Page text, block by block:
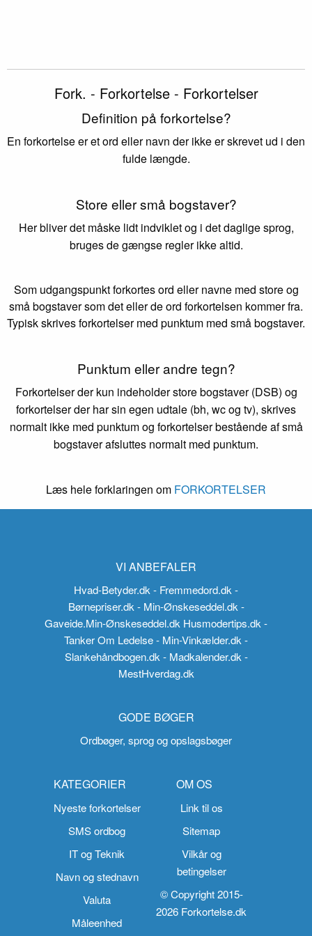
Fork. - Forkortelse - Forkortelser
Definition på forkortelse?
En forkortelse er et ord eller navn der ikke er skrevet ud i den
fulde længde.
Store eller små bogstaver?
Her bliver det måske lidt indviklet og i det daglige sprog,
bruges de gængse regler ikke altid.
Som udgangspunkt forkortes ord eller navne med store og
små bogstaver som det eller de ord forkortelsen kommer fra.
Typisk skrives forkortelser med punktum med små bogstaver.
Punktum eller andre tegn?
Forkortelser der kun indeholder store bogstaver (DSB) og
forkortelser der har sin egen udtale (bh, wc og tv), skrives
normalt ikke med punktum og forkortelser bestående af små
bogstaver afsluttes normalt med punktum.
Læs hele forklaringen om FORKORTELSER
VI ANBEFALER
Hvad-Betyder.dk- Fremmedord.dk-
Børnepriser.dk - Min-Ønskeseddel.dk -
Gaveide.Min-Ønskeseddel.dk Husmodertips.dk-
Tanker Om Ledelse- Min-Vinkælder.dk-
Slankehåndbogen.dk - Madkalender.dk -
MestHverdag.dk
GODE BØGER
Ordbøger, sprog og opslagsbøger
KATEGORIER
Nyeste forkortelser
SMS ordbog
IT og Teknik
Navn og stednavn
Valuta
Måleenhed
OM OS
Link til os
Sitemap
Vilkår og
betingelser
© Copyright 2015-
2026 Forkortelse.dk